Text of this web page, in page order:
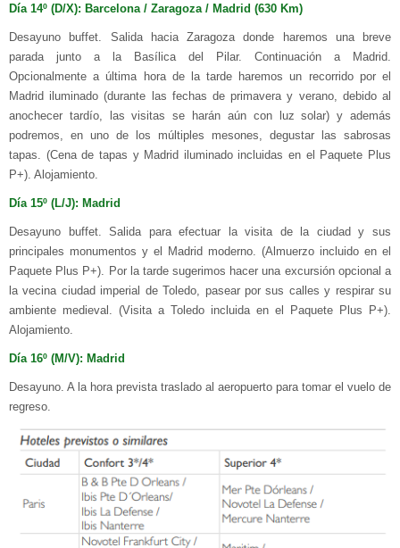
Día 14º (D/X): Barcelona / Zaragoza / Madrid (630 Km)
Desayuno buffet. Salida hacia Zaragoza donde haremos una breve
parada junto a la Basílica del Pilar. Continuación a Madrid.
Opcionalmente a última hora de la tarde haremos un recorrido por el
Madrid iluminado (durante las fechas de primavera y verano, debido al
anochecer tardío, las visitas se harán aún con luz solar) y además
podremos, en uno de los múltiples mesones, degustar las sabrosas
tapas. (Cena de tapas y Madrid iluminado incluidas en el Paquete Plus
P+). Alojamiento.
Día 15º (L/J): Madrid
Desayuno buffet. Salida para efectuar la visita de la ciudad y sus
principales monumentos y el Madrid moderno. (Almuerzo incluido en el
Paquete Plus P+). Por la tarde sugerimos hacer una excursión opcional a
la vecina ciudad imperial de Toledo, pasear por sus calles y respirar su
ambiente medieval. (Visita a Toledo incluida en el Paquete Plus P+).
Alojamiento.
Día 16º (M/V): Madrid
Desayuno. A la hora prevista traslado al aeropuerto para tomar el vuelo de
regreso.